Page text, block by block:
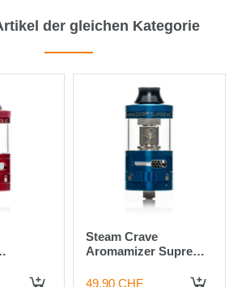
der gleichen Kategorie
Steam Crave
Aromamizer Supreme
49.90 CHF